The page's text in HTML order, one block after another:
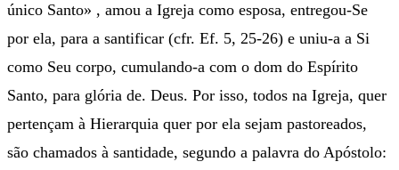
único Santo» , amou a Igreja como esposa, entregou-Se
por ela, para a santificar (cfr. Ef. 5, 25-26) e uniu-a a Si
como Seu corpo, cumulando-a com o dom do Espírito
Santo, para glória de. Deus. Por isso, todos na Igreja, quer
pertençam à Hierarquia quer por ela sejam pastoreados,
são chamados à santidade, segundo a palavra do Apóstolo: